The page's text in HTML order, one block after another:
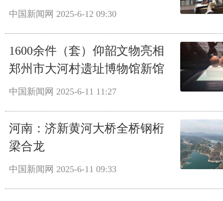
中国新闻网 2025-6-12 09:30
1600余件（套）仰韶文物亮相
郑州市大河村遗址博物馆新馆
中国新闻网 2025-6-11 11:27
河南：济新黄河大桥全桥钢桁
梁合龙
中国新闻网 2025-6-11 09:33